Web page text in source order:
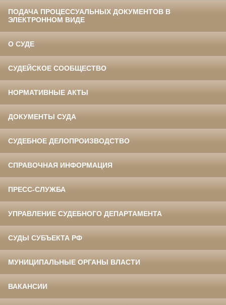
ПОДАЧА ПРОЦЕССУАЛЬНЫХ ДОКУМЕНТОВ В
ЭЛЕКТРОННОМ ВИДЕ
О СУДЕ
СУДЕЙСКОЕ СООБЩЕСТВО
НОРМАТИВНЫЕ АКТЫ
ДОКУМЕНТЫ СУДА
СУДЕБНОЕ ДЕЛОПРОИЗВОДСТВО
СПРАВОЧНАЯ ИНФОРМАЦИЯ
ПРЕСС-СЛУЖБА
УПРАВЛЕНИЕ СУДЕБНОГО ДЕПАРТАМЕНТА
СУДЫ СУБЪЕКТА РФ
МУНИЦИПАЛЬНЫЕ ОРГАНЫ ВЛАСТИ
ВАКАНСИИ